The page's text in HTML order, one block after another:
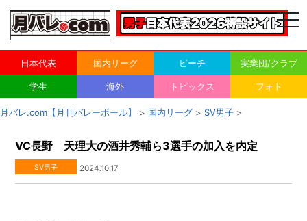
日本代表 国内リーグ ビーチ 実業団/クラブ
学生 海外 トピックス フォト
月バレ.com【月刊バレーボール】 > 国内リーグ > SV男子 >
VC長野 天理大の酒井秀輔ら3選手の加入を内定
SV男子 2024.10.17